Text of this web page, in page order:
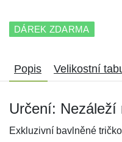
DÁREK ZDARMA
Popis Velikostní
Určení: Nezáleží
Exkluzivní bavlněné